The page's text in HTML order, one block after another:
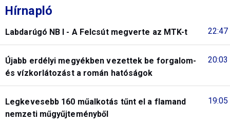
Hírnapló
22:47
Labdarúgó NB I - A Felcsút megverte az MTK-t
20:03
Újabb erdélyi megyékben vezettek be forgalom-
és vízkorlátozást a román hatóságok
19:05
Legkevesebb 160 műalkotás tűnt el a flamand
nemzeti műgyűjteményből